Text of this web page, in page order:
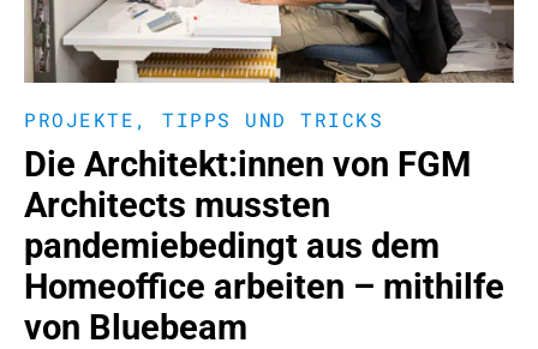
PROJEKTE , TIPPS UND TRICKS
Die Architekt:innen von FGM
Architects mussten
pandemiebedingt aus dem
Homeoffice arbeiten – mithilfe
von Bluebeam